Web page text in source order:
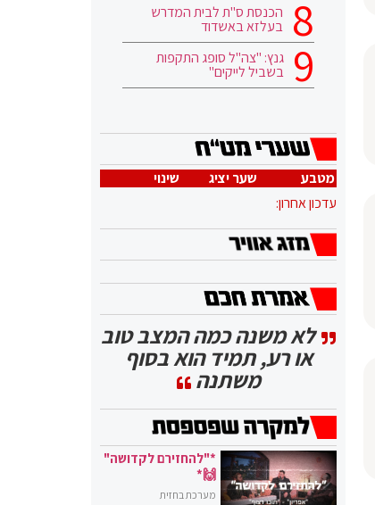
הכנסת ס"ת לבית המדרש
בעלזא באשדוד
גנץ: "צה"ל סופג התקפות
בשביל לייקים"
מטבע שער יציג
שינוי
עדכון אחרון:
לא משנה כמה המצב טוב
או רע, תמיד הוא בסוף
משתנה
*"להחזירם לקדושה"
🙌*
מערכת בחזית